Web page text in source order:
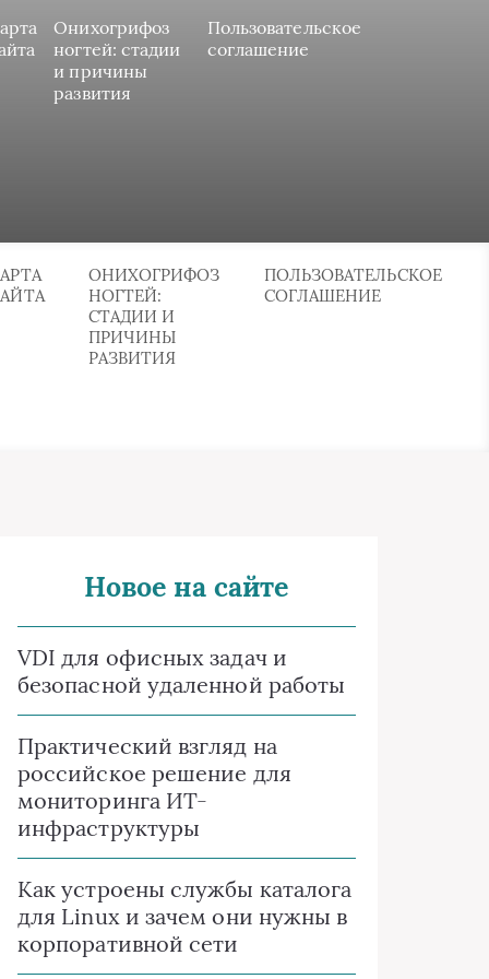
Онихогрифоз
ногтей: стадии
и причины
развития
Пользовательское
соглашение
ОНИХОГРИФОЗ
НОГТЕЙ:
СТАДИИ И
ПРИЧИНЫ
РАЗВИТИЯ
ПОЛЬЗОВАТЕЛЬСКОЕ
СОГЛАШЕНИЕ
Новое на сайте
VDI для офисных задач и
безопасной удаленной работы
Практический взгляд на
российское решение для
мониторинга ИТ-
инфраструктуры
Как устроены службы каталога
для Linux и зачем они нужны в
корпоративной сети